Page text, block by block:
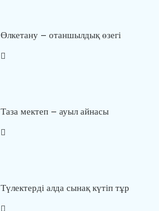
Өлкетану – отаншылдық өзегі
Таза мектеп – ауыл айнасы
Түлектерді алда сынақ күтіп тұр